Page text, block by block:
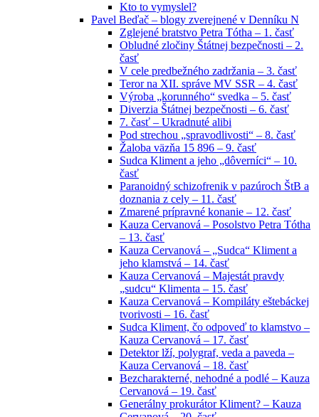
Kto to vymyslel?
Pavel Beďač – blogy zverejnené v Denníku N
Zglejené bratstvo Petra Tótha – 1. časť
Obludné zločiny Štátnej bezpečnosti – 2.
časť
V cele predbežného zadržania – 3. časť
Teror na XII. správe MV SSR – 4. časť
Výroba „korunného“ svedka – 5. časť
Diverzia Štátnej bezpečnosti – 6. časť
7. časť – Ukradnuté alibi
Pod strechou „spravodlivosti“ – 8. časť
Žaloba väzňa 15 896 – 9. časť
Sudca Kliment a jeho „dôverníci“ – 10.
časť
Paranoidný schizofrenik v pazúroch ŠtB a
doznania z cely – 11. časť
Zmarené prípravné konanie – 12. časť
Kauza Cervanová – Posolstvo Petra Tótha
– 13. časť
Kauza Cervanová – „Sudca“ Kliment a
jeho klamstvá – 14. časť
Kauza Cervanová – Majestát pravdy
„sudcu“ Klimenta – 15. časť
Kauza Cervanová – Kompiláty eštebáckej
tvorivosti – 16. časť
Sudca Kliment, čo odpoveď to klamstvo –
Kauza Cervanová – 17. časť
Detektor lží, polygraf, veda a paveda –
Kauza Cervanová – 18. časť
Bezcharakterné, nehodné a podlé – Kauza
Cervanová – 19. časť
Generálny prokurátor Kliment? – Kauza